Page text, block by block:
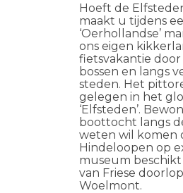
Hoeft de
maakt u tijdens
‘Oerhollandse’
ons eigen
fietsvakantie
bossen en langs
steden. Het
gelegen in het
‘Elfsteden’.
boottocht langs
weten wil komen
Hindeloopen op
museum
van Friese
Woelmont.